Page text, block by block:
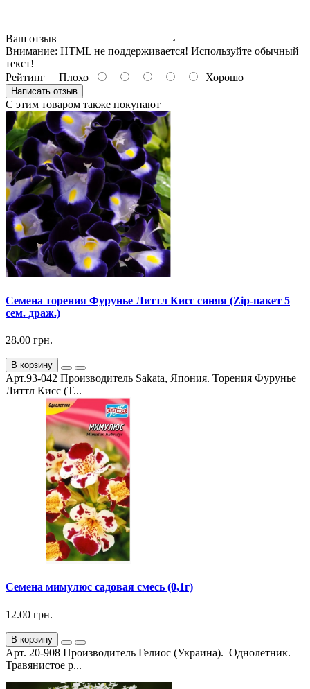
Ваш отзыв
Внимание: HTML не поддерживается! Используйте обычный
текст!
Рейтинг Плохо Хорошо
Написать отзыв
С этим товаром также покупают
Семена торения Фурунье Литтл Кисс синяя (Zip-пакет 5
сем. драж.)
28.00 грн.
В корзину
Арт.93-042 Производитель Sakata, Япония. Торения Фурунье
Литтл Кисс (T...
Семена мимулюс садовая смесь (0,1г)
12.00 грн.
В корзину
Арт. 20-908 Производитель Гелиос (Украина). Однолетник.
Травянистое р...